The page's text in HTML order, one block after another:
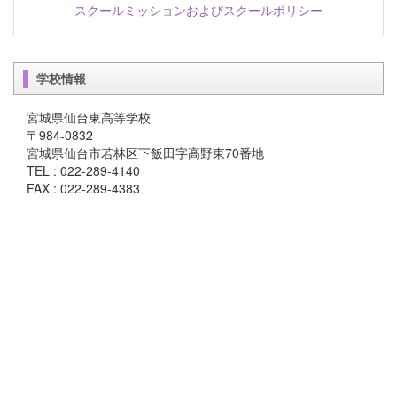
スクールミッションおよびスクールポリシー
学校情報
宮城県仙台東高等学校
〒984-0832
宮城県仙台市若林区下飯田字高野東70番地
TEL : 022-289-4140
FAX : 022-289-4383